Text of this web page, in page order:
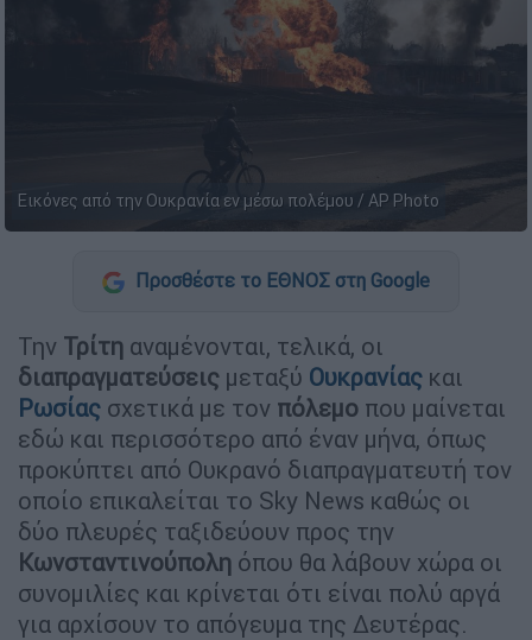
Εικόνες από την Ουκρανία εν μέσω πολέμου / AP Photo
Προσθέστε το ΕΘΝΟΣ στη Google
Την Τρίτη αναμένονται, τελικά, οι
διαπραγματεύσεις μεταξύ Ουκρανίας και
Ρωσίας σχετικά με τον πόλεμο που μαίνεται
εδώ και περισσότερο από έναν μήνα, όπως
προκύπτει από Ουκρανό διαπραγματευτή τον
οποίο επικαλείται το Sky News καθώς οι
δύο πλευρές ταξιδεύουν προς την
Κωνσταντινούπολη όπου θα λάβουν χώρα οι
συνομιλίες και κρίνεται ότι είναι πολύ αργά
για αρχίσουν το απόγευμα της Δευτέρας.